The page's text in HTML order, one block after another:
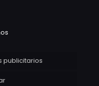
publicitarios